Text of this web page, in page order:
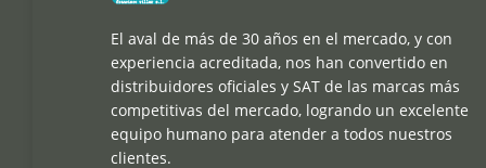
El aval de más de 30 años en el mercado, y con
experiencia acreditada, nos han convertido en
distribuidores oficiales y SAT de las marcas más
competitivas del mercado, logrando un excelente
equipo humano para atender a todos nuestros
clientes.